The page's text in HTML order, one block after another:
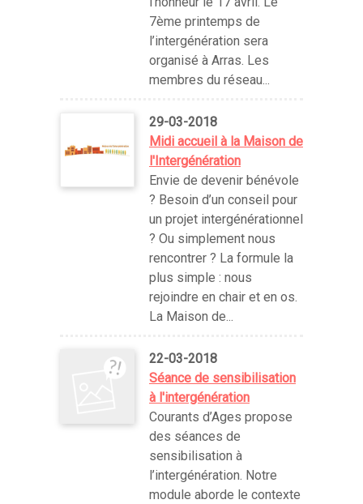
7ème printemps de
l’intergénération sera
organisé à Arras. Les
membres du réseau...
29-03-2018
Midi accueil à la Maison de
l'Intergénération
Envie de devenir bénévole
? Besoin d’un conseil pour
un projet intergénérationnel
? Ou simplement nous
rencontrer ? La formule la
plus simple : nous
rejoindre en chair et en os.
La Maison de...
22-03-2018
Séance de sensibilisation
à l'intergénération
Courants d’Ages propose
des séances de
sensibilisation à
l’intergénération. Notre
module aborde le contexte